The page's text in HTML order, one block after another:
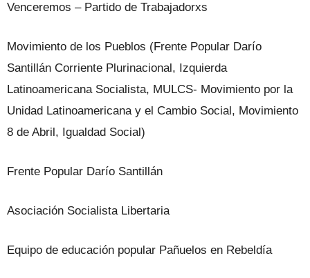
Venceremos – Partido de Trabajadorxs
Movimiento de los Pueblos (Frente Popular Darío
Santillán Corriente Plurinacional, Izquierda
Latinoamericana Socialista, MULCS- Movimiento por la
Unidad Latinoamericana y el Cambio Social, Movimiento
8 de Abril, Igualdad Social)
Frente Popular Darío Santillán
Asociación Socialista Libertaria
Equipo de educación popular Pañuelos en Rebeldía